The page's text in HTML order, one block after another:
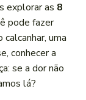
explorar as 8
pode fazer
uma
conhecer a
se a dor não
lá?